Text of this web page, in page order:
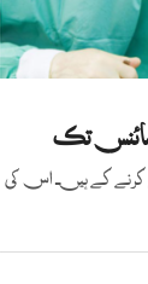
سائنس تک
کرنے کے ہیں۔ اس کی